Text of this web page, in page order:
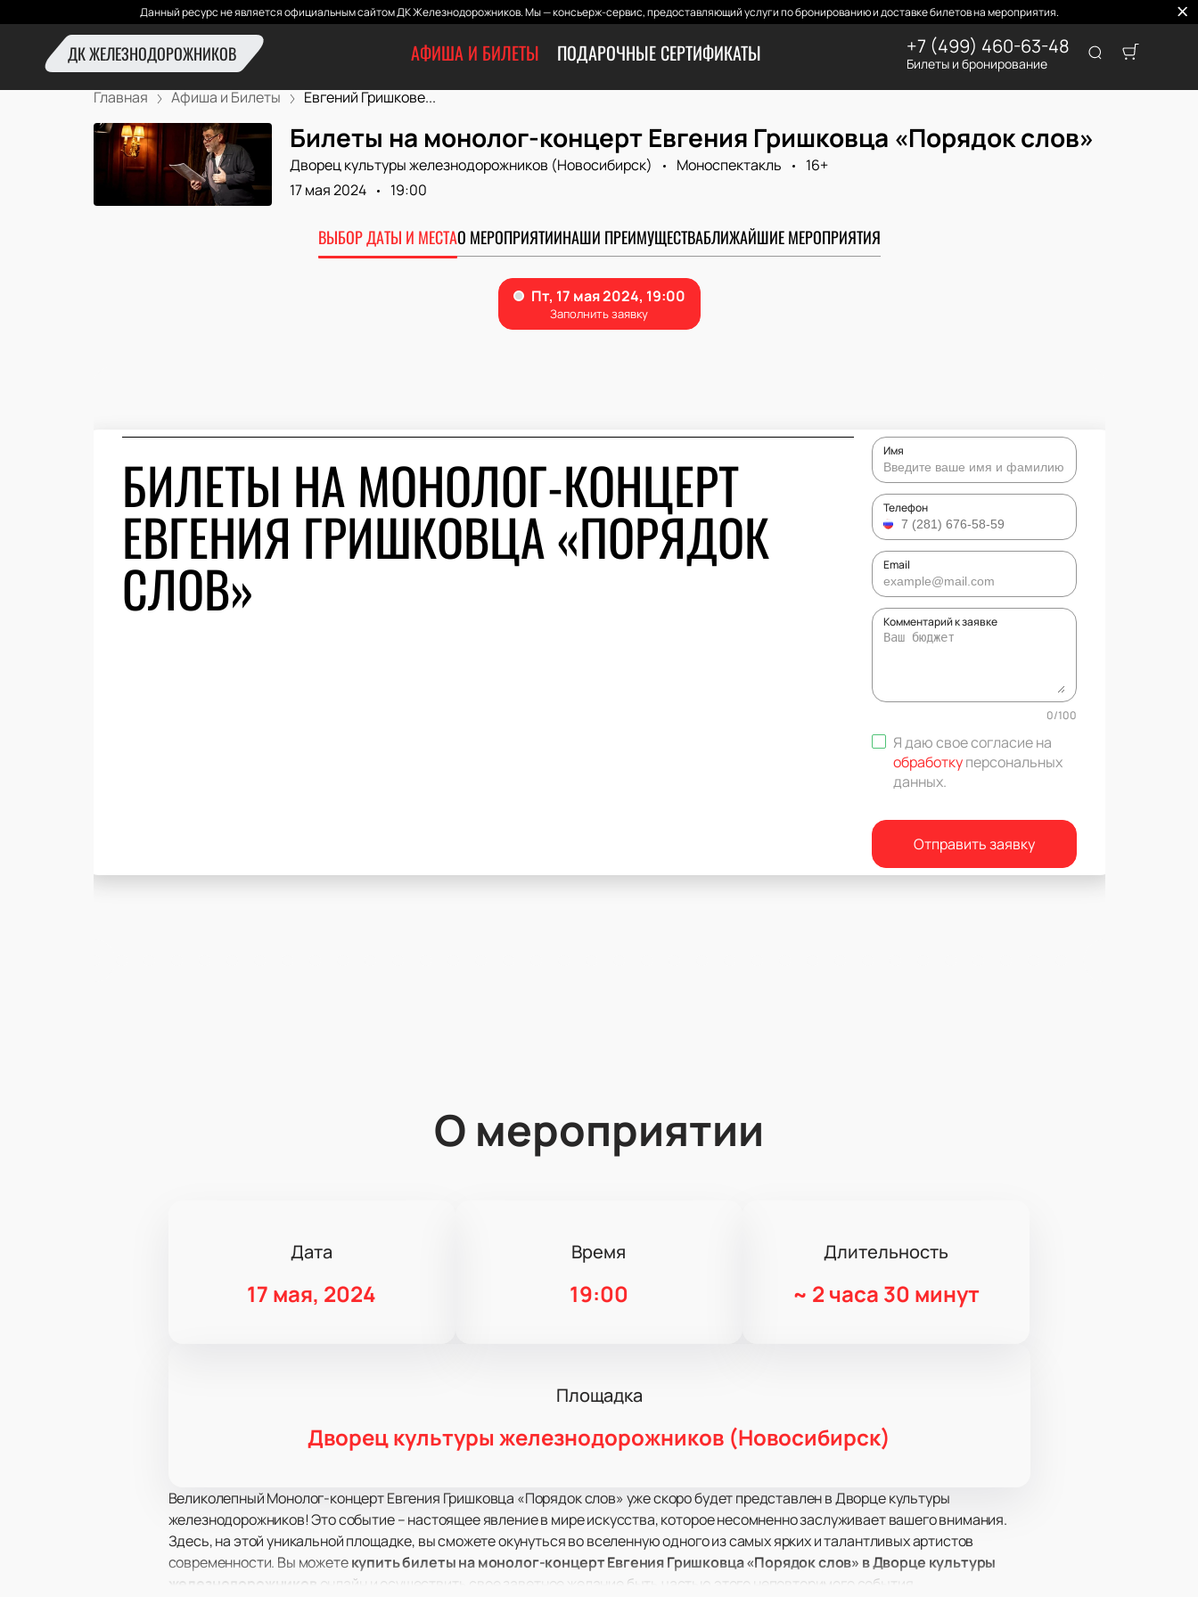
Данный ресурс не является официальным сайтом ДК Железнодорожников. Мы — консьерж-сервис, предоставляющий услуги по бронированию и доставке билетов на мероприятия.
ДК ЖЕЛЕЗНОДОРОЖНИКОВ АФИША И БИЛЕТЫ ПОДАРОЧНЫЕ СЕРТИФИКАТЫ +7 (499) 460-63-48
Билеты и бронирование
Главная Афиша и Билеты Евгений Гришкове...
Билеты на монолог-концерт Евгения Гришковца «Порядок слов»
Дворец культуры железнодорожников (Новосибирск) Моноспектакль
16+
17 мая 2024
19:00
ВЫБОР ДАТЫ И МЕСТАО МЕРОПРИЯТИИНАШИ ПРЕИМУЩЕСТВАБЛИЖАЙШИЕ МЕРОПРИЯТИЯ
БИЛЕТЫ НА МОНОЛОГ-КОНЦЕРТ
ЕВГЕНИЯ ГРИШКОВЦА «ПОРЯДОК
СЛОВ»
Имя
Телефон
Email
Комментарий к заявке
0/100
Я даю свое согласие на
обработку персональных
данных.
Отправить заявку
О мероприятии
Дата
17 мая, 2024
Время
19:00
Длительность
~ 2 часа 30 минут
Площадка
Дворец культуры железнодорожников (Новосибирск)
Великолепный Монолог-концерт Евгения Гришковца «Порядок слов» уже скоро будет представлен в Дворце культуры
железнодорожников! Это событие – настоящее явление в мире искусства, которое несомненно заслуживает вашего внимания.
Здесь, на этой уникальной площадке, вы сможете окунуться во вселенную одного из самых ярких и талантливых артистов
современности. Вы можетекупить билеты на монолог-концерт Евгения Гришковца «Порядок слов» в Дворце культуры
железнодорожников
онлайн и осуществить свое заветное желание быть частью этого неповторимого события.